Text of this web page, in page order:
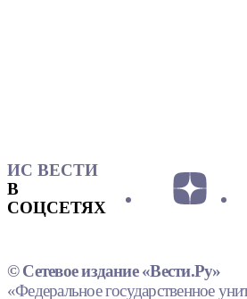
ИС ВЕСТИ
В
СОЦСЕТЯХ
© Сетевое издание «Вести.Ру»
«Федеральное государственное